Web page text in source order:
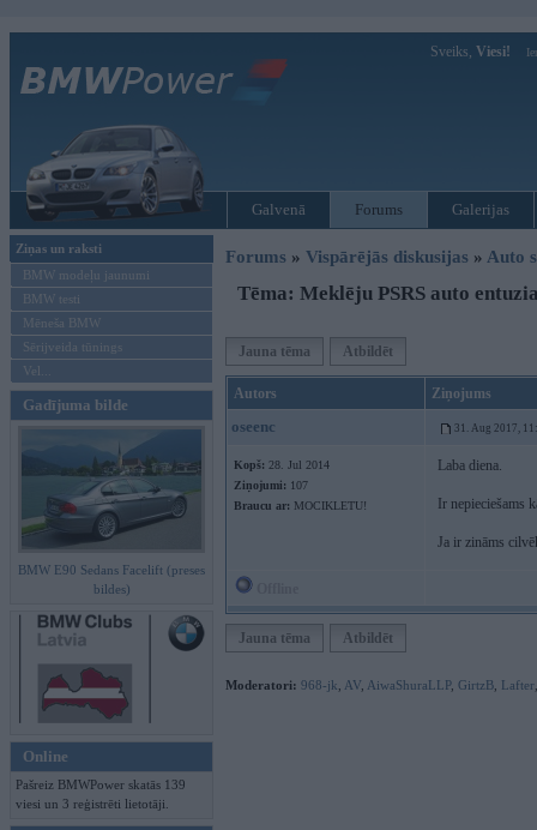
Sveiks, Viesi!
Galvenā Forums Galerijas
Ziņas un raksti
BMW modeļu jaunumi
BMW testi
Mēneša BMW
Sērijveida tūnings
Vel...
Gadījuma bilde
BMW E90 Sedans Facelift (preses
bildes)
Online
Pašreiz BMWPower skatās 139
viesi un 3 reģistrēti lietotāji.
Forums » Vispārējās diskusijas » Auto
Tēma: Meklēju PSRS auto
Jauna tēma Atbildēt
Autors Ziņojums
oseenc 31. Aug 2017,
Kopš: 28. Jul 2014
Ziņojumi: 107
Braucu ar: MOCIKLETU!
Laba diena.
Ir nepieciešams
Ja ir zināms
Jauna tēma Atbildēt
Moderatori: 968-jk AV AiwaShuraLLP, GirtzB Lafter